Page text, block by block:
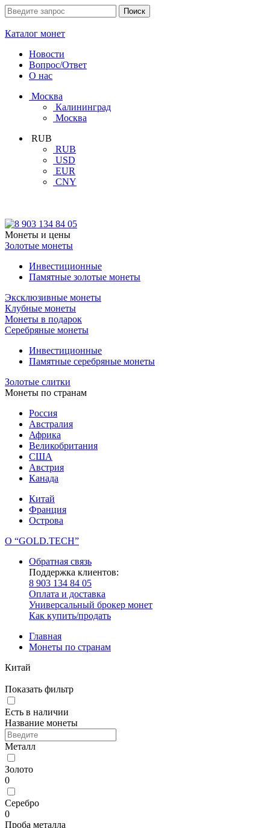
Каталог монет
Новости
Вопрос/Ответ
О нас
Москва
Калининград
Москва
RUB
RUB
USD
EUR
CNY
Монеты и цены
Золотые монеты
Инвестиционные
Памятные золотые монеты
Эксклюзивные монеты
Клубные монеты
Монеты в подарок
Серебряные монеты
Инвестиционные
Памятные серебряные монеты
Золотые слитки
Монеты по странам
Россия
Австралия
Африка
Великобритания
США
Австрия
Канада
Китай
Франция
Острова
О “GOLD.TECH”
Обратная связь
Поддержка клиентов:
8 903 134 84 05
Оплата и доставка
Универсальный брокер монет
Как купить/продать
Главная
Монеты по странам
Китай
Показать фильтр
Есть в наличии
Название монеты
Металл
Золото
0
Серебро
0
Проба металла